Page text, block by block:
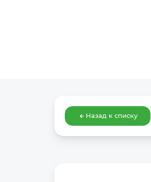
Назад к списку